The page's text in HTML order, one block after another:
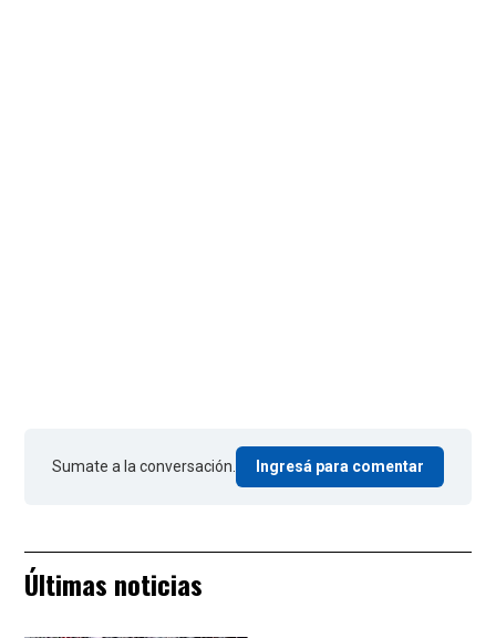
Sumate a la conversación. Ingresá para comentar
Últimas noticias